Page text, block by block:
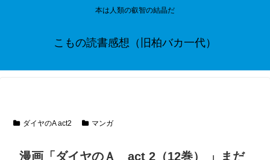
本は人類の叡智の結晶だ
こもの読書感想（旧柏バカ一代）
ダイヤのA act2 マンガ
漫画「ダイヤのＡ act 2（12巻） 」まだ